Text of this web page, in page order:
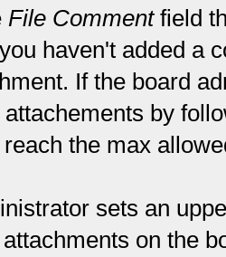
File Commentfield
haven't added a
If the board
by
the max
sets an
on the